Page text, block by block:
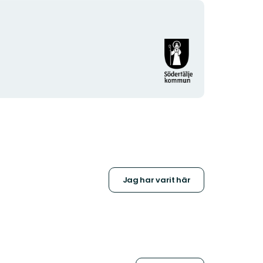
Organisationens
logotyp
Jag har varit här